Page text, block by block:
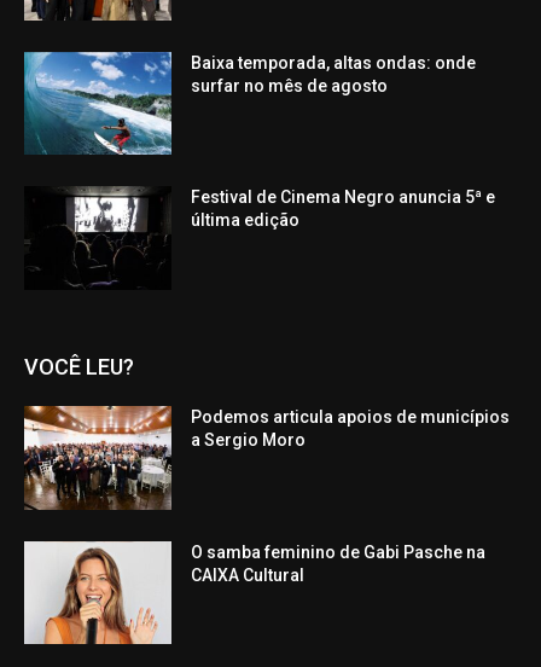
Baixa temporada, altas ondas: onde
surfar no mês de agosto
Festival de Cinema Negro anuncia 5ª e
última edição
VOCÊ LEU?
Podemos articula apoios de municípios
a Sergio Moro
O samba feminino de Gabi Pasche na
CAIXA Cultural